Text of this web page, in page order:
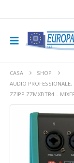
CASA
SHOP
AUDIO PROFESSIONALE,
ZZIPP ZZMXBTR4 –